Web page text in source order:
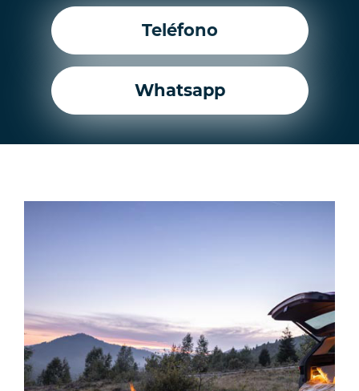
Teléfono
Whatsapp